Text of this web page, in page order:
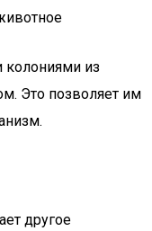
колониями из
Это позволяет им
другое